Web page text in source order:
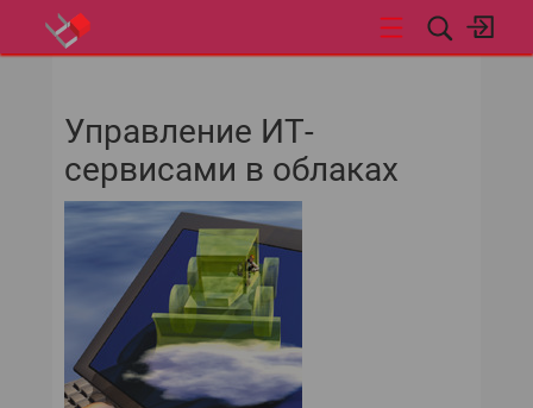
Управление ИТ-
сервисами в облаках